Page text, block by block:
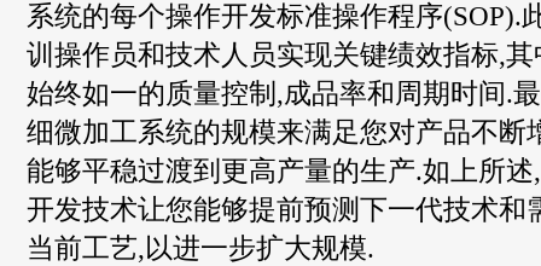
系统的每个操作开发标准操作程序(SOP).
训操作员和技术人员实现关键绩效指标,
始终如一的质量控制,成品率和周期时间.
细微加工系统的规模来满足您对产品不断
能够平稳过渡到更高产量的生产.如上所
开发技术让您能够提前预测下一代技术和
当前工艺,以进一步扩大规模.